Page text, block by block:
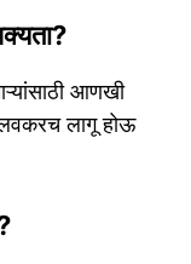
आणखी
लागू होऊ